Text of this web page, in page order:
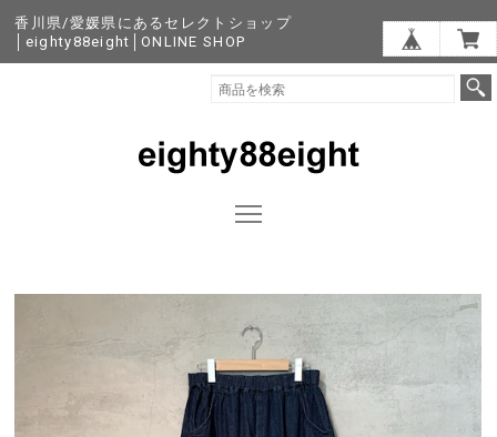
香川県/愛媛県にあるセレクトショップ
│eighty88eight│ONLINE SHOP